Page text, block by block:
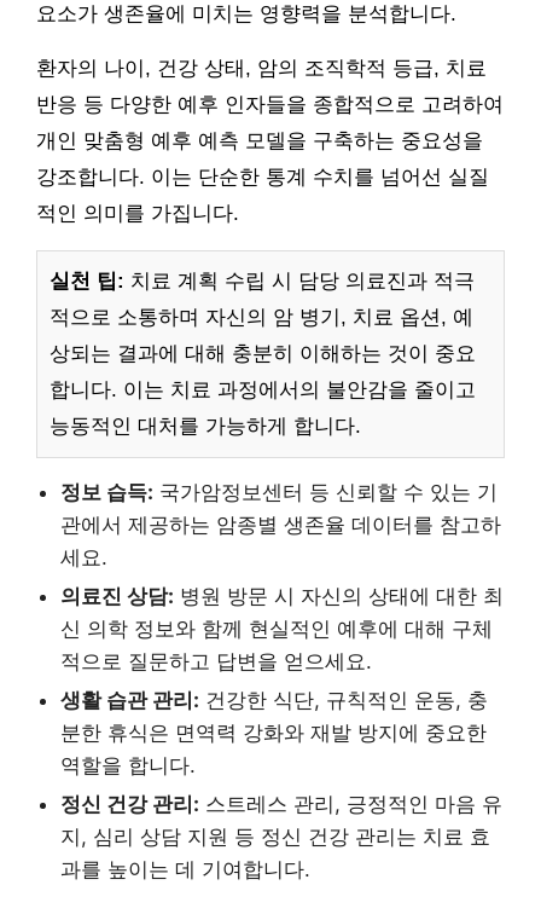
요소가 생존율에 미치는 영향력을 분석합니다.
환자의 나이, 건강 상태, 암의 조직학적 등급, 치료
반응 등 다양한 예후 인자들을 종합적으로 고려하여
개인 맞춤형 예후 예측 모델을 구축하는 중요성을
강조합니다. 이는 단순한 통계 수치를 넘어선 실질
적인 의미를 가집니다.
실천 팁: 치료 계획 수립 시 담당 의료진과 적극
적으로 소통하며 자신의 암 병기, 치료 옵션, 예
상되는 결과에 대해 충분히 이해하는 것이 중요
합니다. 이는 치료 과정에서의 불안감을 줄이고
능동적인 대처를 가능하게 합니다.
정보 습득: 국가암정보센터 등 신뢰할 수 있는 기
관에서 제공하는 암종별 생존율 데이터를 참고하
세요.
의료진 상담: 병원 방문 시 자신의 상태에 대한 최
신 의학 정보와 함께 현실적인 예후에 대해 구체
적으로 질문하고 답변을 얻으세요.
생활 습관 관리: 건강한 식단, 규칙적인 운동, 충
분한 휴식은 면역력 강화와 재발 방지에 중요한
역할을 합니다.
정신 건강 관리: 스트레스 관리, 긍정적인 마음 유
지, 심리 상담 지원 등 정신 건강 관리는 치료 효
과를 높이는 데 기여합니다.